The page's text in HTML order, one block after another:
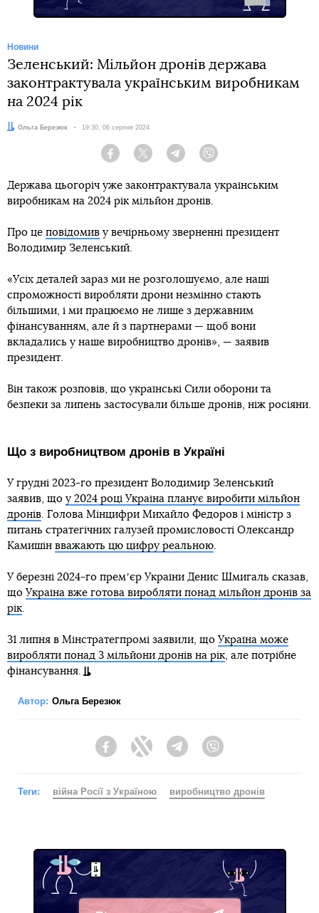
Новини
Зеленський: Мільйон дронів держава
законтрактувала українським виробникам
на 2024 рік
Автор:
Ольга Березюк Дата:
19:30, 06 серпня 2024
Facebook Twitter Telegram
Держава цьогоріч уже законтрактувала українським
виробникам на 2024 рік мільйон дронів.
Про це повідомив у вечірньому зверненні президент
Володимир Зеленський.
«Усіх деталей зараз ми не розголошуємо, але наші
спроможності виробляти дрони незмінно стають
більшими, і ми працюємо не лише з державним
фінансуванням, але й з партнерами — щоб вони
вкладались у наше виробництво дронів», — заявив
президент.
Він також розповів, що українські Сили оборони та
безпеки за липень застосували більше дронів, ніж росіяни.
Що з виробництвом дронів в Україні
У грудні 2023-го президент Володимир Зеленський
заявив, що у 2024 році Україна планує виробити мільйон
дронів. Голова Мінцифри Михайло Федоров і міністр з
питань стратегічних галузей промисловості Олександр
Камишін вважають цю цифру реальною.
У березні 2024-го премʼєр України Денис Шмигаль сказав,
що Україна вже готова виробляти понад мільйон дронів за
рік.
31 липня в Мінстратегпромі заявили, що Україна може
виробляти понад 3 мільйони дронів на рік, але потрібне
фінансування.
Автор: Ольга Березюк
FacebookTwitter Telegram
Теги: війна Росії з Україною виробництво дронів